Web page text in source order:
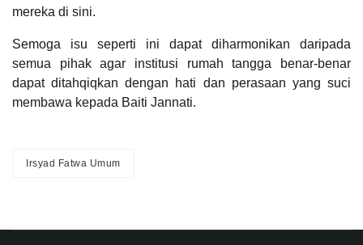
mereka di sini.
Semoga isu seperti ini dapat diharmonikan daripada
semua pihak agar institusi rumah tangga benar-benar
dapat ditahqiqkan dengan hati dan perasaan yang suci
membawa kepada Baiti Jannati.
Irsyad Fatwa Umum